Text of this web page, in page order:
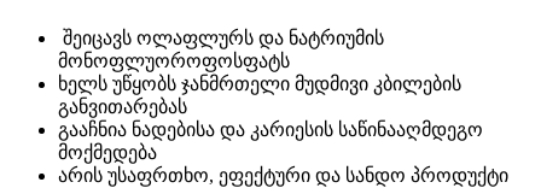
შეიცავს ოლაფლურს და ნატრიუმის
მონოფლუოროფოსფატს
ხელს უწყობს ჯანმრთელი მუდმივი კბილების
განვითარებას
გააჩნია ნადებისა და კარიესის საწინააღმდეგო
მოქმედება
არის უსაფრთხო, ეფექტური და სანდო პროდუქტი